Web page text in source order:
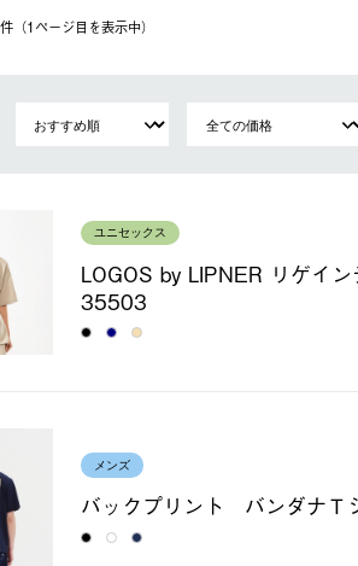
（1ページ⽬を表⽰中）
ユニセックス
LOGOS by LIPNER リゲイ
35503
メンズ
バックプリント バンダナＴ